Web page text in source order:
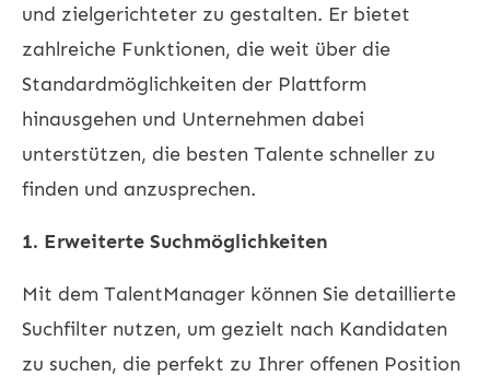
und zielgerichteter zu gestalten. Er bietet
zahlreiche Funktionen, die weit über die
Standardmöglichkeiten der Plattform
hinausgehen und Unternehmen dabei
unterstützen, die besten Talente schneller zu
finden und anzusprechen.
1. Erweiterte Suchmöglichkeiten
Mit dem TalentManager können Sie detaillierte
Suchfilter nutzen, um gezielt nach Kandidaten
zu suchen, die perfekt zu Ihrer offenen Position